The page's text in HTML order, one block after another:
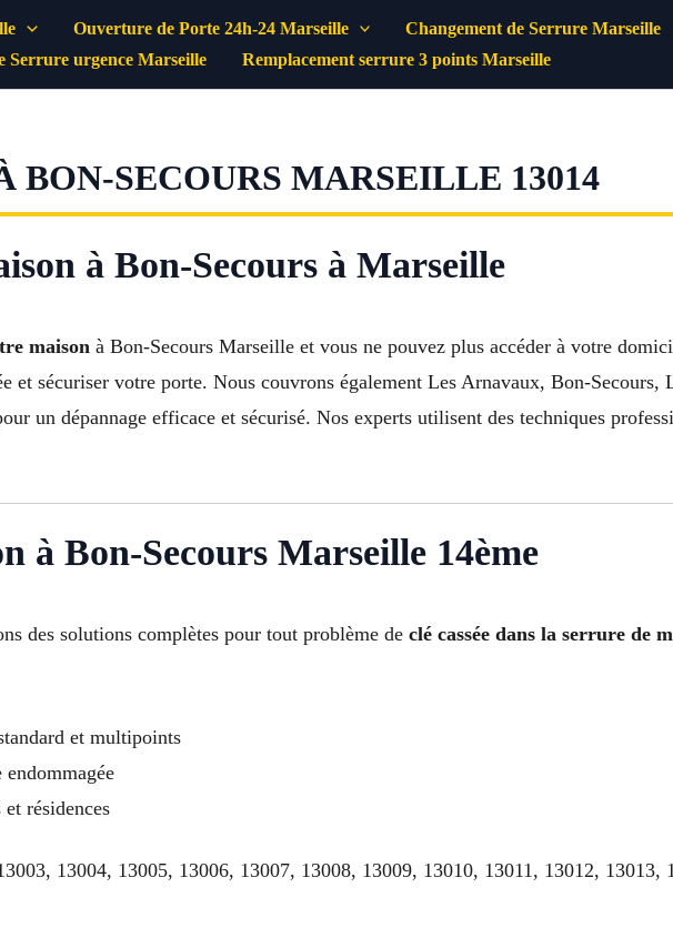
Ouverture de Porte 24h-24 Marseille
Changement de Serrure Marseille
Serrure urgence Marseille
Remplacement serrure 3 points Marseille
BON-SECOURS MARSEILLE 13014
à Bon-Secours à Marseille
maison à Bon-Secours Marseille et vous ne pouvez plus accéder à votre
et sécuriser votre porte. Nous couvrons également Les Arnavaux, Bon-Secours,
un dépannage efficace et sécurisé. Nos experts utilisent des techniques
à Bon-Secours Marseille 14ème
des solutions complètes pour tout problème de clé cassée dans la serrure de
et multipoints
résidences
13004, 13005, 13006, 13007, 13008, 13009, 13010, 13011, 13012, 13013,